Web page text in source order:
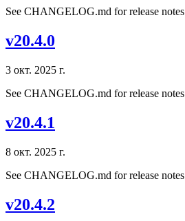
See CHANGELOG.md for release notes
v20.4.0
3 окт. 2025 г.
See CHANGELOG.md for release notes
v20.4.1
8 окт. 2025 г.
See CHANGELOG.md for release notes
v20.4.2